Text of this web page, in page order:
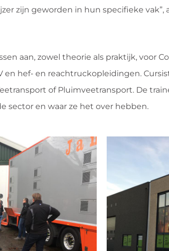
zijn geworden in hun specifieke vak”,
aan, zowel theorie als praktijk, voor
en hef- en reachtruckopleidingen.
of Pluimveetransport. De
sector en waar ze het over hebben.